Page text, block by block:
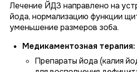
Лечение ЙДЗ направлено на
йода, нормализацию функции
уменьшение размеров зоба.
Медикаментозная терапия:
Препараты йода (калия